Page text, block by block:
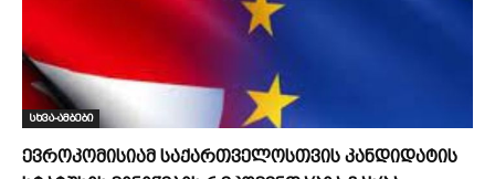
სხვა-ამბები
ევროკომისიამ საქართველოსთვის კანდიდატის